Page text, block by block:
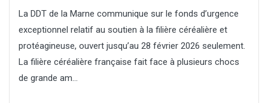
La DDT de la Marne communique sur le fonds d’urgence
exceptionnel relatif au soutien à la filière céréalière et
protéagineuse, ouvert jusqu’au 28 février 2026 seulement.
La filière céréalière française fait face à plusieurs chocs
de grande am...